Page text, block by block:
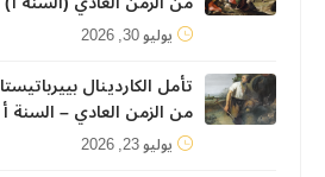
يوليو 30, 2026
تأمل الكاردينال
من الزمن العادي – السنة أ
يوليو 23, 2026